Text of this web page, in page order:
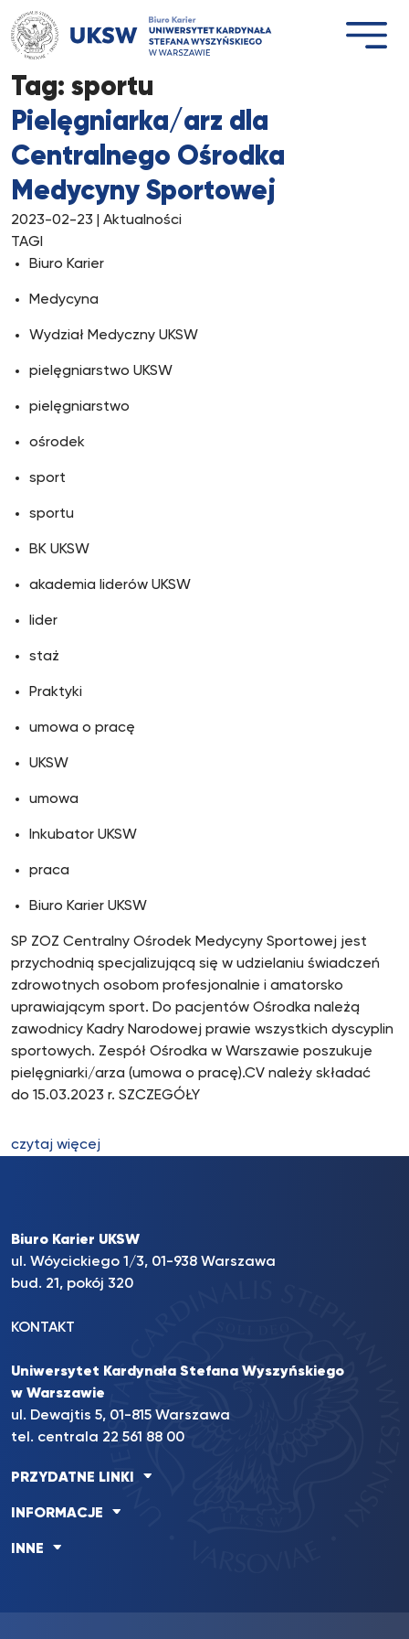
Przejdź
do
treści
Tag: sportu
Pielęgniarka/arz dla
Centralnego Ośrodka
Medycyny Sportowej
2023-02-23 | Aktualności
TAGI
Biuro Karier
Medycyna
Wydział Medyczny UKSW
pielęgniarstwo UKSW
pielęgniarstwo
ośrodek
sport
sportu
BK UKSW
akademia liderów UKSW
lider
staż
Praktyki
umowa o pracę
UKSW
umowa
Inkubator UKSW
praca
Biuro Karier UKSW
SP ZOZ Centralny Ośrodek Medycyny Sportowej jest
przychodnią specjalizującą się w udzielaniu świadczeń
zdrowotnych osobom profesjonalnie i amatorsko
uprawiającym sport. Do pacjentów Ośrodka należą
zawodnicy Kadry Narodowej prawie wszystkich dyscyplin
sportowych. Zespół Ośrodka w Warszawie poszukuje
pielęgniarki/arza (umowa o pracę).CV należy składać
do 15.03.2023 r. SZCZEGÓŁY
czytaj więcej
Biuro Karier UKSW
ul. Wóycickiego 1/3, 01-938 Warszawa
bud. 21, pokój 320
KONTAKT
Uniwersytet Kardynała Stefana Wyszyńskiego
w Warszawie
ul. Dewajtis 5, 01-815 Warszawa
tel. centrala 22 561 88 00
PRZYDATNE LINKI
INFORMACJE
INNE